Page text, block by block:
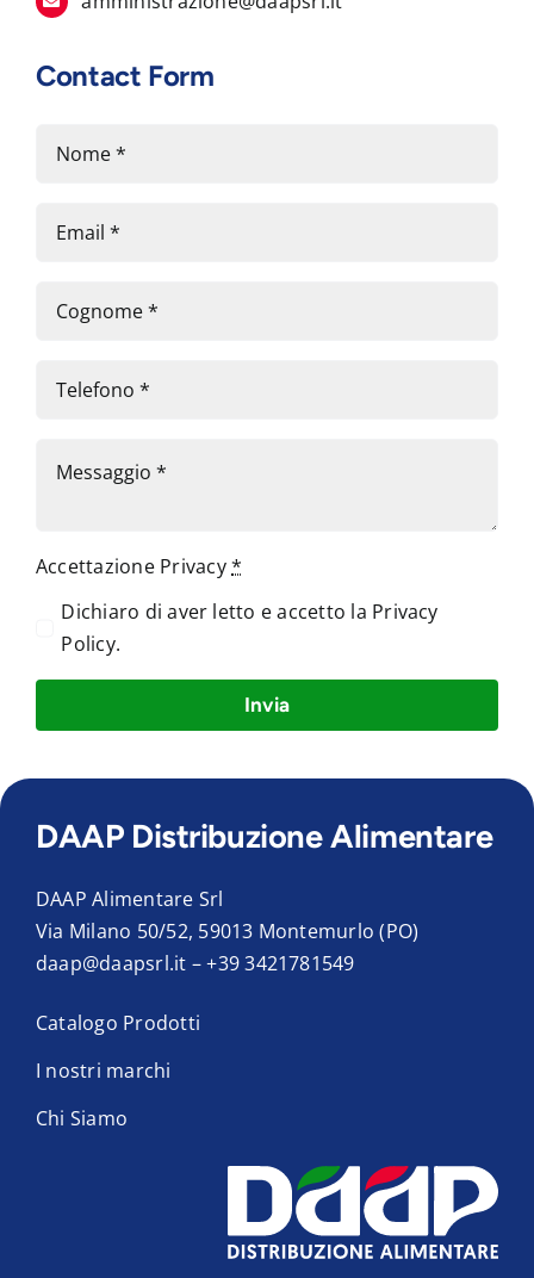
Contact Form
Accettazione Privacy*
Dichiaro di aver letto e accetto la Privacy
Policy.
Invia
DAAP Distribuzione Alimentare
DAAP Alimentare Srl
Via Milano 50/52, 59013 Montemurlo (PO)
daap@daapsrl.it –+39 3421781549
Catalogo Prodotti
I nostri marchi
Chi Siamo